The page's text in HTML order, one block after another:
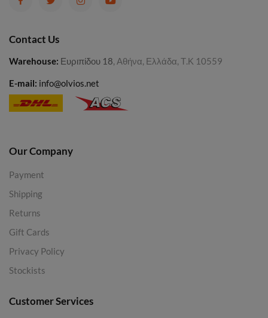
Contact Us
Warehouse: Ευριπίδου 18, Αθήνα, Ελλάδα, Τ.Κ 10559
E-mail: info@olvios.net
Our Company
Payment
Shipping
Returns
Gift Cards
Privacy Policy
Stockists
Customer Services